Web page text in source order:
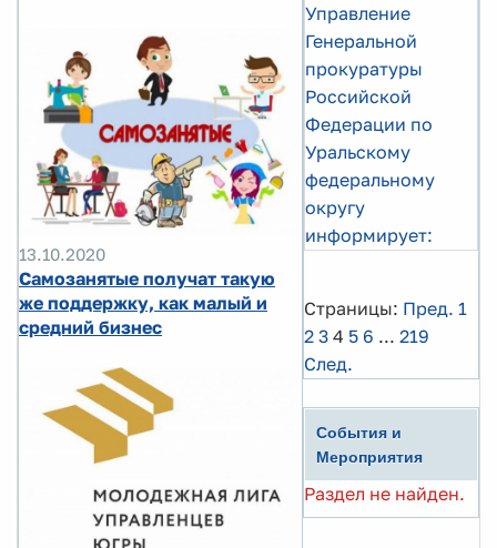
13.10.2020
Самозанятые получат такую
же поддержку, как малый и
средний бизнес
Управление
Генеральной
прокуратуры
Российской
Федерации по
Уральскому
федеральному
округу
информирует:
Страницы: Пред. 1
2 3 4 5 6 ... 219
След.
События и
Мероприятия
Раздел не найден.